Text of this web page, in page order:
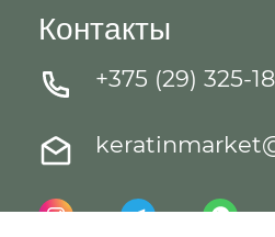
Контакты
+375 (29) 325-